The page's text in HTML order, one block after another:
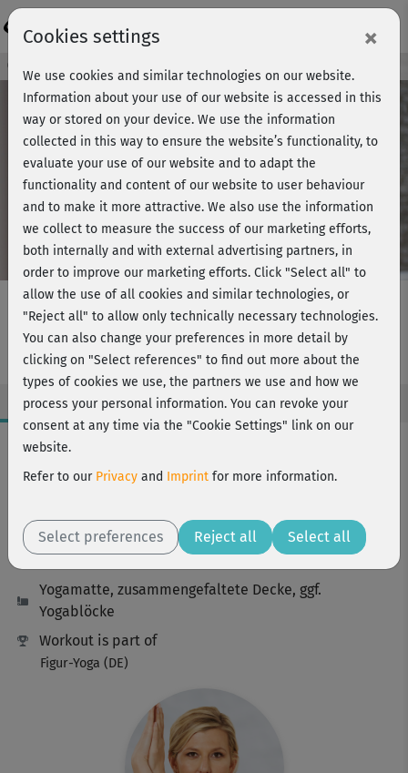
Play
Video
Course preview - join now!
Yoga All I Need - Hauptprogramm
Workout Facts
intermediate
140 kcal
Gabriela Bozic
Yogamatte, zusammengefaltete Decke, ggf.
Yogablöcke
Workout is part of
Figur-Yoga (DE)
Cookies settings ×
We use cookies and similar technologies on our website.
Information about your use of our website is accessed in this
way or stored on your device. We use the information
collected in this way to ensure the website’s functionality, to
evaluate your use of our website and to adapt the
functionality and content of our website to user behaviour
and to make it more attractive. We also use the information
we collect to measure the success of our marketing efforts,
both internally and with external advertising partners, in
order to improve our marketing efforts. Click "Select all" to
allow the use of all cookies and similar technologies, or
"Reject all" to allow only technically necessary technologies.
You can also change your preferences in more detail by
clicking on "Select references" to find out more about the
types of cookies we use, the partners we use and how we
process your personal information. You can revoke your
consent at any time via the "Cookie Settings" link on our
website.
Refer to our Privacy and Imprint for more information.
Select preferences Reject all Select all